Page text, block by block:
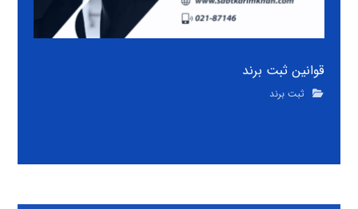
قوانین ثبت برند
ثبت برند